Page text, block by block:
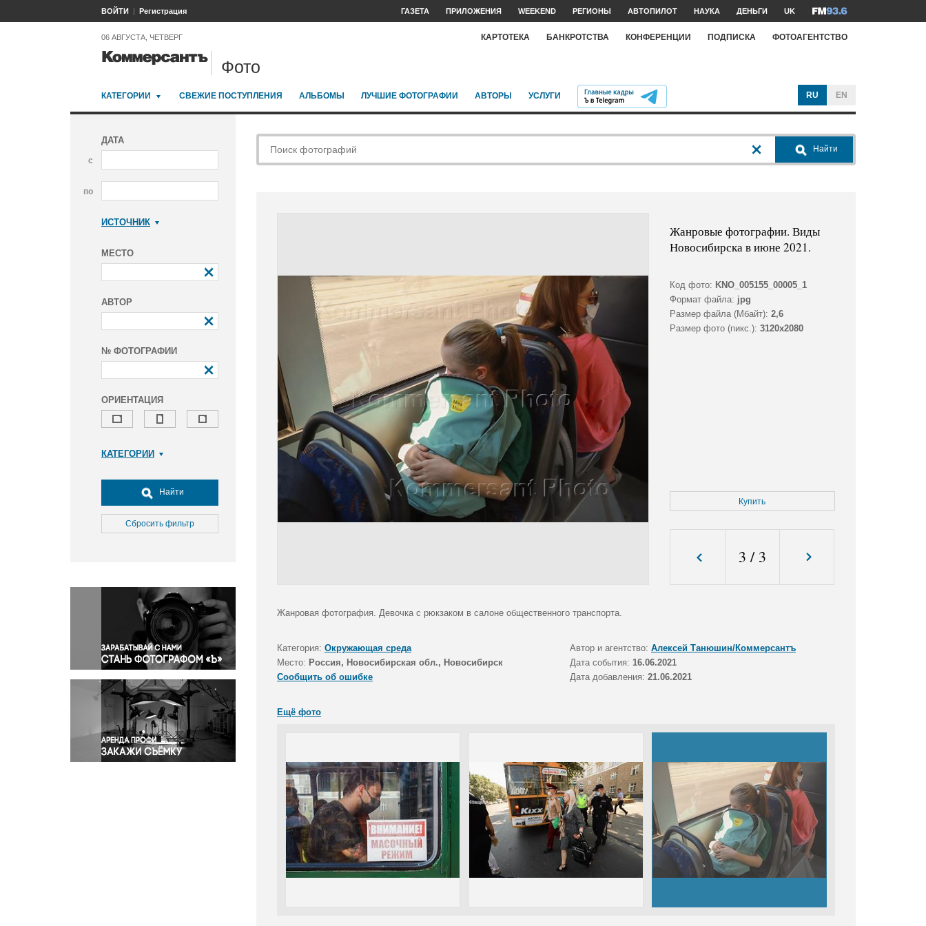
ВОЙТИ Регистрация ГАЗЕТА ПРИЛОЖЕНИЯ WEEKEND РЕГИОНЫ АВТОПИЛОТ НАУКА ДЕНЬГИ UK
06 АВГУСТА, ЧЕТВЕРГ КАРТОТЕКА БАНКРОТСТВА КОНФЕРЕНЦИИ ПОДПИСКА ФОТОАГЕНТСТВО
Фото
КАТЕГОРИИ СВЕЖИЕ ПОСТУПЛЕНИЯ АЛЬБОМЫ ЛУЧШИЕ ФОТОГРАФИИ АВТОРЫ УСЛУГИ RU EN
ДАТА
с
по
ИСТОЧНИК
МЕСТО
АВТОР
№ ФОТОГРАФИИ
ОРИЕНТАЦИЯ
КАТЕГОРИИ
Досуг, туризм и отдых
Культура
Медицина
Окружающая среда
Политика
Правосудие
Происшествия и конфликты
Религия
Светская жизнь
Спорт
Экология
Экономика и бизнес
Найти
Сбросить фильтр
Найти
Жанровые фотографии. Виды
Новосибирска в июне 2021.
Код фото: KNO_005155_00005_1
Формат файла: jpg
Размер файла (Мбайт): 2,6
Размер фото (пикс.): 3120x2080
Купить
3 / 3
Жанровая фотография. Девочка с рюкзаком в салоне общественного транспорта.
Категория: Окружающая среда Автор и агентство: Алексей Танюшин/Коммерсантъ
Место: Россия, Новосибирская обл., Новосибирск Дата события: 16.06.2021
Сообщить об ошибке
Дата добавления: 21.06.2021
Ещё фото